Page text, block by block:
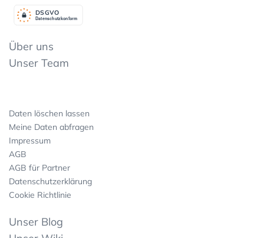
Datenschutzkonform
DSGVO
Über uns
Unser Team
Daten löschen lassen
Meine Daten abfragen
Impressum
AGB
AGB für Partner
Datenschutzerklärung
Cookie Richtlinie
Unser Blog